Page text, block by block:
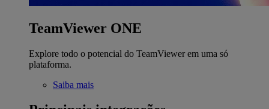
TeamViewer ONE
Explore todo o potencial do TeamViewer em uma só
plataforma.
Saiba mais